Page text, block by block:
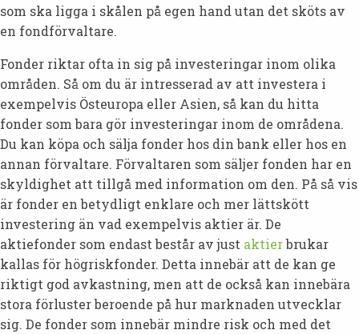
som ska ligga i skålen på egen hand utan det sköts av
en fondförvaltare.
Fonder riktar ofta in sig på investeringar inom olika
områden. Så om du är intresserad av att investera i
exempelvis Östeuropa eller Asien, så kan du hitta
fonder som bara gör investeringar inom de områdena.
Du kan köpa och sälja fonder hos din bank eller hos en
annan förvaltare. Förvaltaren som säljer fonden har en
skyldighet att tillgå med information om den. På så vis
är fonder en betydligt enklare och mer lättskött
investering än vad exempelvis aktier är. De
aktiefonder som endast består av just aktierbrukar
kallas för högriskfonder. Detta innebär att de kan ge
riktigt god avkastning, men att de också kan innebära
stora förluster beroende på hur marknaden utvecklar
sig. De fonder som innebär mindre risk och med det